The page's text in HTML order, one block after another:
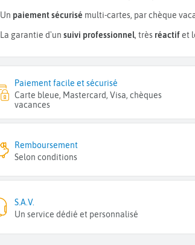
Un paiement sécurisé multi-cartes, par chèque
La garantie d'un suivi professionnel, très réactifet
Paiement facile et sécurisé
Carte bleue, Mastercard, Visa, chèques
vacances
Remboursement
Selon conditions
S.A.V.
Un service dédié et personnalisé